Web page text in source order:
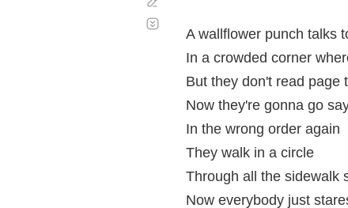
A wallflower punch talks
In a crowded corner
But they don't read page
Now they're gonna go
In the wrong order again
They walk in a circle
Through all the sidewalk
Now everybody just
automático